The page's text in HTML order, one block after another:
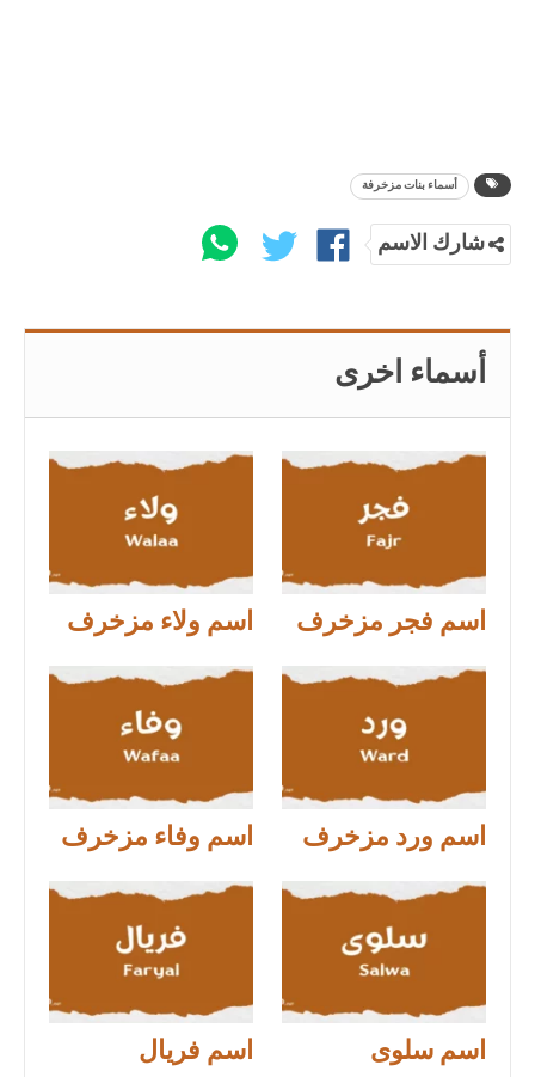
أسماء بنات مزخرفة
شارك الاسم
أسماء اخرى
اسم فجر مزخرف اسم ولاء مزخرف
اسم ورد مزخرف اسم وفاء مزخرف
اسم سلوى
اسم فريال